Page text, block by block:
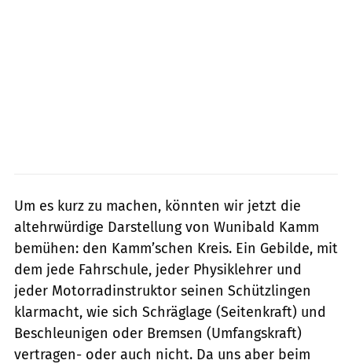
Um es kurz zu machen, könnten wir jetzt die
altehrwürdige Darstellung von Wunibald Kamm
bemühen: den Kamm’schen Kreis. Ein Gebilde, mit
dem jede Fahrschule, jeder Physiklehrer und
jeder Motorradinstruktor seinen Schützlingen
klarmacht, wie sich Schräglage (Seitenkraft) und
Beschleunigen oder Bremsen (Umfangskraft)
vertragen- oder auch nicht. Da uns aber beim